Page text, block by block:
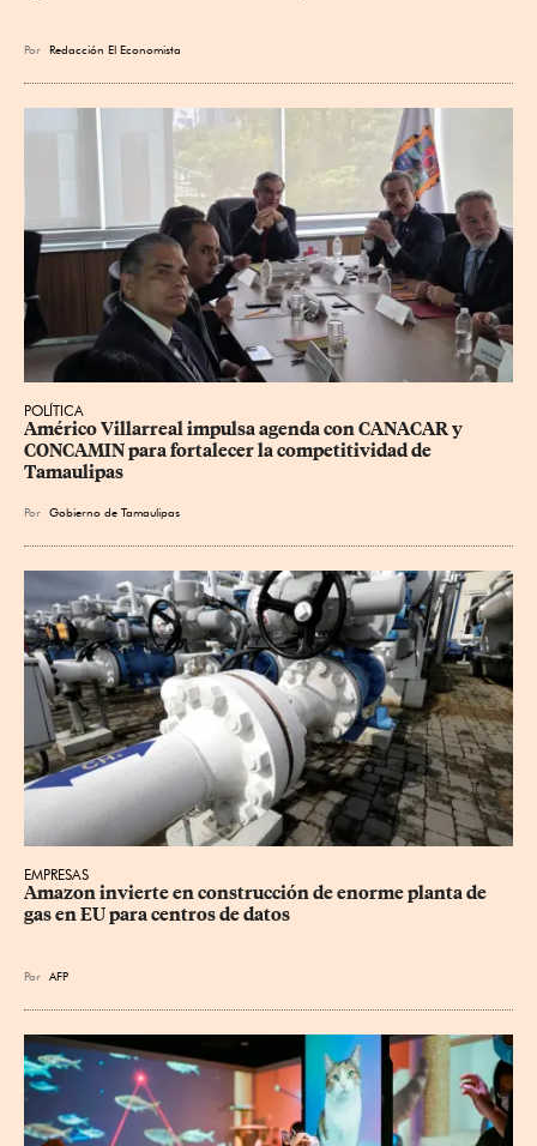
Por Redacción El Economista
POLÍTICA
Américo Villarreal impulsa agenda con CANACAR y
CONCAMIN para fortalecer la competitividad de
Tamaulipas
Por Gobierno de Tamaulipas
EMPRESAS
Amazon invierte en construcción de enorme planta de
gas en EU para centros de datos
Por AFP